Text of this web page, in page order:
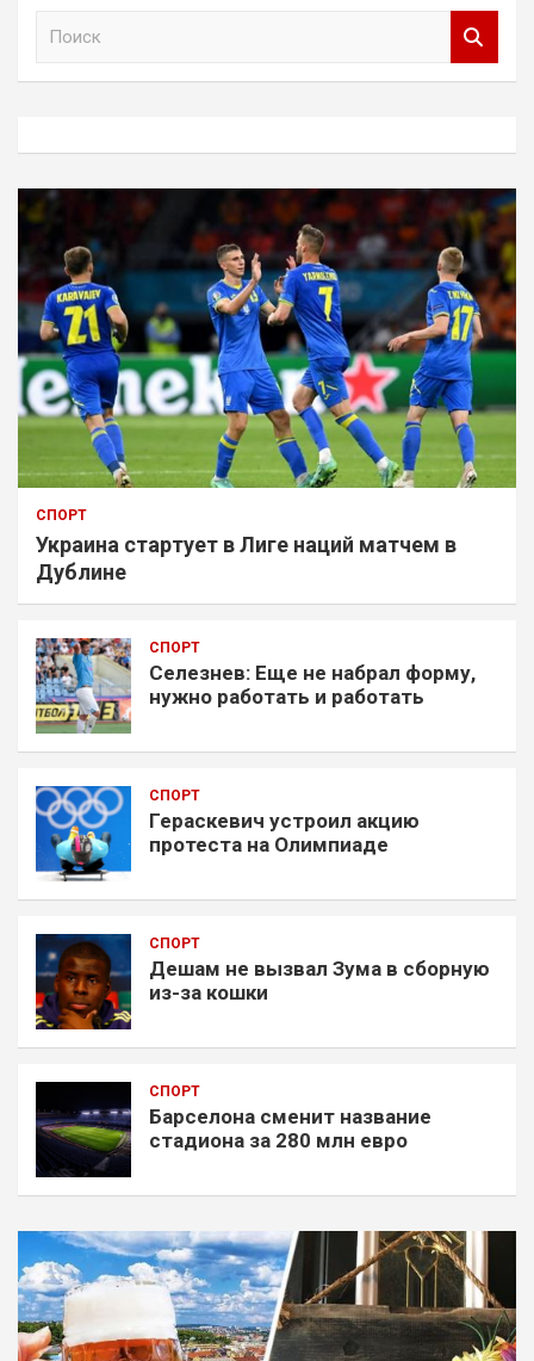
СПОРТ
Украина стартует в Лиге наций матчем в
Дублине
СПОРТ
Селезнев: Еще не набрал форму,
нужно работать и работать
СПОРТ
Гераскевич устроил акцию
протеста на Олимпиаде
СПОРТ
Дешам не вызвал Зума в сборную
из-за кошки
СПОРТ
Барселона сменит название
стадиона за 280 млн евро